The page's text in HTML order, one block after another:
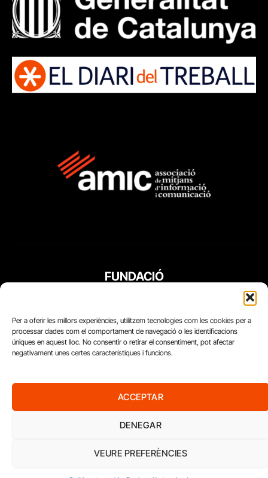
Per a oferir les millors experiències, utilitzem tecnologies com les cookies per a
processar dades com el comportament de navegació o les identificacions
úniques en aquest lloc. No consentir o retirar el consentiment, pot afectar
negativament unes certes característiques i funcions.
ACCEPTAR
DENEGAR
VEURE PREFERÈNCIES
FUNDACIÓ